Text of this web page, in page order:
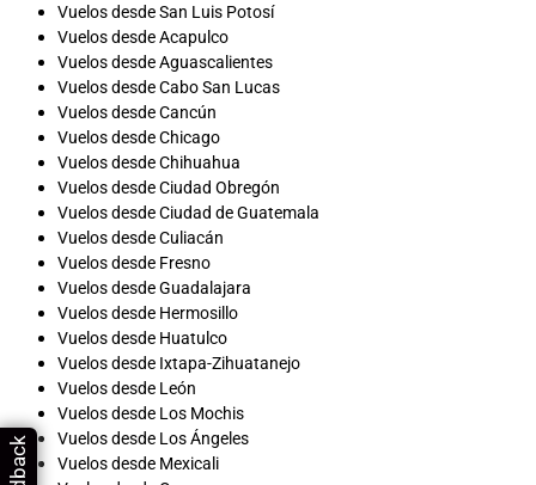
Vuelos desde San Luis Potosí
Vuelos desde Acapulco
Vuelos desde Aguascalientes
Vuelos desde Cabo San Lucas
Vuelos desde Cancún
Vuelos desde Chicago
Vuelos desde Chihuahua
Vuelos desde Ciudad Obregón
Vuelos desde Ciudad de Guatemala
Vuelos desde Culiacán
Vuelos desde Fresno
Vuelos desde Guadalajara
Vuelos desde Hermosillo
Vuelos desde Huatulco
Vuelos desde Ixtapa-Zihuatanejo
Vuelos desde León
Vuelos desde Los Mochis
Vuelos desde Los Ángeles
Vuelos desde Mexicali